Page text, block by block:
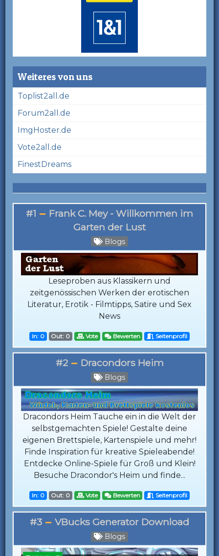
Weiteres von uns
Toplist2all.de
Forum2all.de
ImgHoster.de
Vote2all.de
FinestDreams
#1
Frank C. Mey - Willkommen im
Garten der Lust
Blogs
Leseproben aus Klassikern und
zeitgenössischen Werken der erotischen
Literatur, Erotik - Filmtipps, Satire und Sex
News
In: 0 Out: 0 Vote Bewerten Seitenprofil
#2 Dracondors Heim
Blogs
Dracondors Heim Tauche ein in die Welt der
selbstgemachten Spiele! Gestalte deine
eigenen Brettspiele, Kartenspiele und mehr!
Finde Inspiration für kreative Spieleabende!
Entdecke Online-Spiele für Groß und Klein!
Besuche Dracondor's Heim und finde...
In: 0 Out: 0 Vote Bewerten Seitenprofil
#3 VBucks Generator Download
Blogs